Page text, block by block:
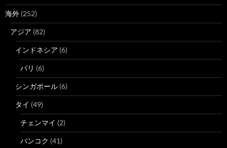
海外 (252)
アジア (82)
インドネシア (6)
バリ (6)
シンガポール (6)
タイ (49)
チェンマイ (2)
バンコク (41)